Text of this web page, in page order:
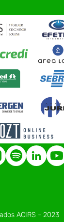
ACIRS - 2023